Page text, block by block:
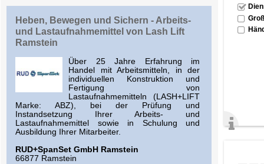
Heben, Bewegen und Sichern - Arbeits-
und Lastaufnahmemittel von Lash Lift
Ramstein
Über 25 Jahre Erfahrung im
Handel mit Arbeitsmitteln, in der
individuellen Konstruktion und
Fertigung von
Lastaufnahmemitteln (LASH+LIFT
Marke: ABZ), bei der Prüfung und
Instandsetzung Ihrer Arbeits- und
Lastaufnahmemittel sowie in Schulung und
Ausbildung Ihrer Mitarbeiter.
RUD+SpanSet GmbH Ramstein
66877 Ramstein